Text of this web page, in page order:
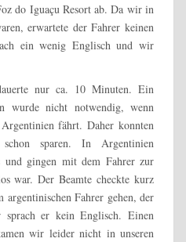
do Iguaçu Resort ab. Da wir in
erwartete der Fahrer keinen
ein wenig Englisch und wir
nur ca. 10 Minuten. Ein
wurde nicht notwendig, wenn
fährt. Daher konnten
sparen. In Argentinien
und gingen mit dem Fahrer zur
war. Der Beamte checkte kurz
argentinischen Fahrer gehen, der
er kein Englisch. Einen
wir leider nicht in unseren